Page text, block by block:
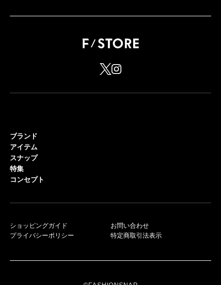
ブランド
アイテム
スナップ
特集
コンセプト
ショッピングガイド
プライバシーポリシー
お問い合わせ
特定商取引法表示